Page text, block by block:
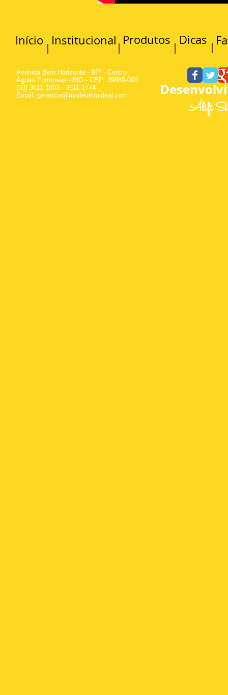
Início Institucional Produtos Dicas
Avenida Belo Horizonte - 97ª - Centro
Águas Formosas - MG - CEP: 39880-000
(33) 3611-1003 - 3611-1774
Email: gerencia@madeireiraideal.com
Álifi